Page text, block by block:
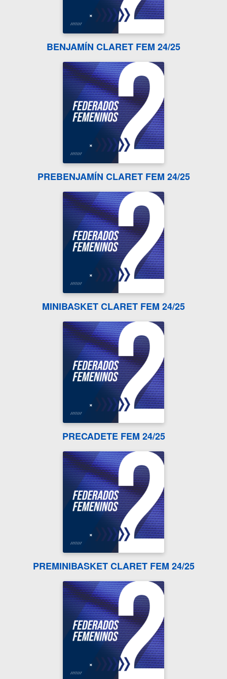
BENJAMÍN CLARET FEM 24/25
PREBENJAMÍN CLARET FEM 24/25
MINIBASKET CLARET FEM 24/25
PRECADETE FEM 24/25
PREMINIBASKET CLARET FEM 24/25